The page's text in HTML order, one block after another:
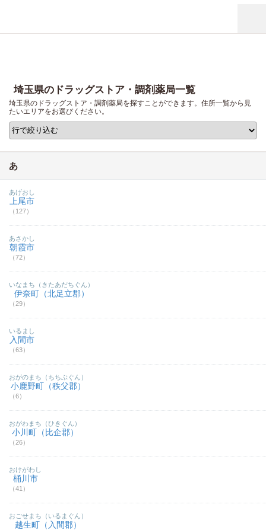
埼玉県のドラッグストア・調剤薬局一覧
埼玉県のドラッグストア・調剤薬局を探すことができます。住所一覧から見
たいエリアをお選びください。
あ
上尾市
（127）
あげおし
朝霞市
（72）
あさかし
伊奈町（北足立郡）
（29）
いなまち（きたあだちぐん）
入間市
（63）
いるまし
小鹿野町（秩父郡）
（6）
おがのまち（ちちぶぐん）
小川町（比企郡）
（26）
おがわまち（ひきぐん）
桶川市
（41）
おけがわし
越生町（入間郡）
おごせまち（いるまぐん）